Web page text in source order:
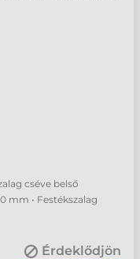
cséve belső
mm • Festékszalag
Érdeklődjön